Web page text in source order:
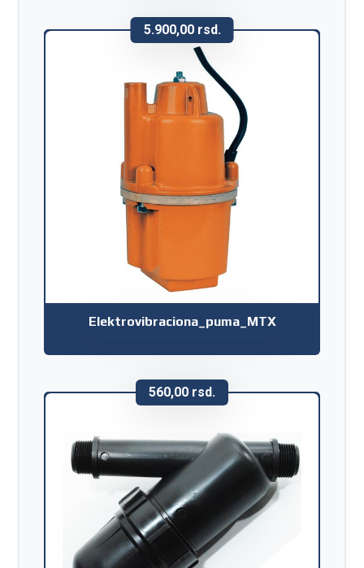
Elektrovibraciona_puma_MTX
5.900,00 rsd.
560,00 rsd.